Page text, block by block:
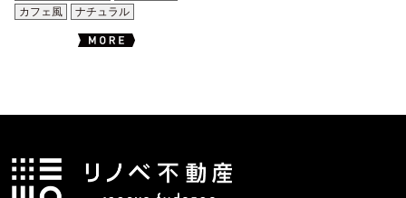
カフェ風
ナチュラル